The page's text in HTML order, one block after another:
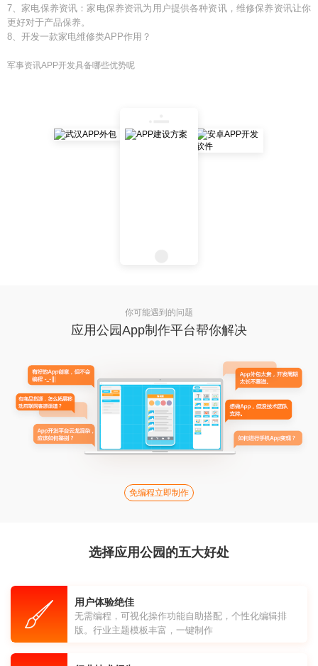
7、家电保养资讯：家电保养资讯为用户提供各种资讯，维修保养资讯让你
更好对于产品保养。
8、开发一款家电维修类APP作用？
军事资讯APP开发具备哪些优势呢
你可能遇到的问题
应用公园App制作平台帮你解决
免编程立即制作
选择应用公园的五大好处
用户体验绝佳
无需编程，可视化操作功能自助搭配，个性化编辑排
版。行业主题模板丰富，一键制作